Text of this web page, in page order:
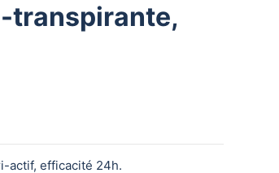
transpirante,
actif, efficacité 24h.